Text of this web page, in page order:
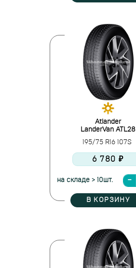
Atlander
LanderVan ATL28
195/75 R16 107S
6 780 ₽
на складе > 10шт.
В КОРЗИНУ